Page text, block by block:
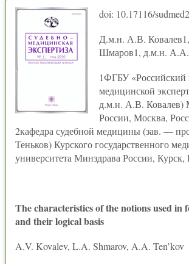
doi: 10.17116/
Д.м.н. А.В.
Шмаров1, д.м.н. А.А.
1ФГБУ «Российский
медицинской
д.м.н. А.В. Ковалев)
России, Москва,
2кафедра судебной медицины (зав. —
Теньков) Курского государственного
университета Минздрава России, Курск,
The characteristics of the notions used in
and their logical basis
A.V. Kovalev, L.A. Shmarov, A.A. Ten’kov